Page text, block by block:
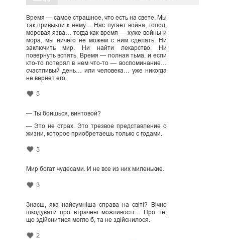
Время — самое страшное, что есть на свете. Мы
так привыкли к нему… Нас пугает война, голод,
моровая язва… тогда как время — хуже войны и
мора, мы ничего не можем с ним сделать. Ни
заключить мир. Ни найти лекарство. Ни
повернуть вспять. Время — полная тьма, и если
кто-то потерял в нем что-то — воспоминание…
счастливый день… или человека… уже никогда
не вернет его.
3
— Ты боишься, винтовой?
— Это не страх. Это трезвое представление о
жизни, которое приобретаешь только с годами.
3
Мир богат чудесами. И не все из них миленькие.
3
Знаєш, яка найсумніша справа на світі? Вічно
шкодувати про втрачені можливості… Про те,
що здійснитися могло б, та не здійснилося.
2